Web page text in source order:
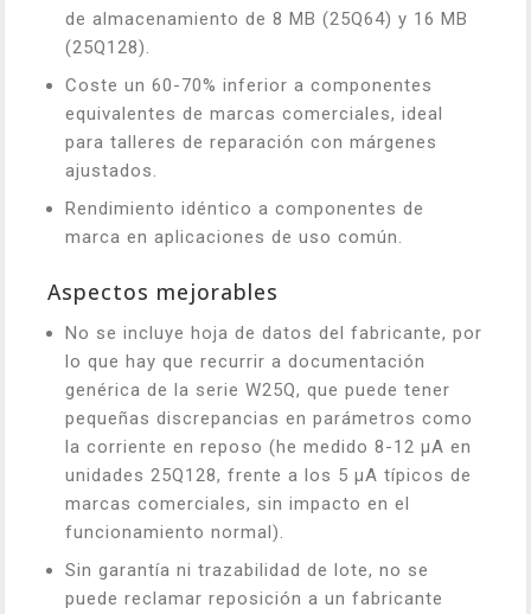
de almacenamiento de 8 MB (25Q64) y 16 MB
(25Q128).
Coste un 60-70% inferior a componentes
equivalentes de marcas comerciales, ideal
para talleres de reparación con márgenes
ajustados.
Rendimiento idéntico a componentes de
marca en aplicaciones de uso común.
Aspectos mejorables
No se incluye hoja de datos del fabricante, por
lo que hay que recurrir a documentación
genérica de la serie W25Q, que puede tener
pequeñas discrepancias en parámetros como
la corriente en reposo (he medido 8-12 µA en
unidades 25Q128, frente a los 5 µA típicos de
marcas comerciales, sin impacto en el
funcionamiento normal).
Sin garantía ni trazabilidad de lote, no se
puede reclamar reposición a un fabricante